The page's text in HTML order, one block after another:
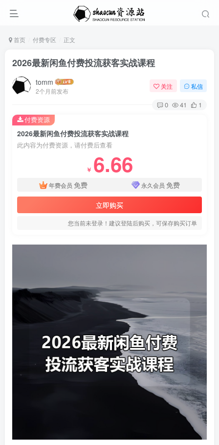
首页 付费专区 正文
2026最新闲鱼付费投流获客实战课程
tomm
2个月前发布
关注 私信
0 41 1
2026最新闲鱼付费投流获客实战课程
此内容为付费资源，请付费后查看
￥ 6.66
年费会员 免费 永久会员 免费
立即购买
您当前未登录！建议登陆后购买，可保存购买订单
付费资源